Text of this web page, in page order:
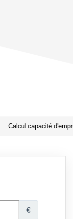
Calcul capacité